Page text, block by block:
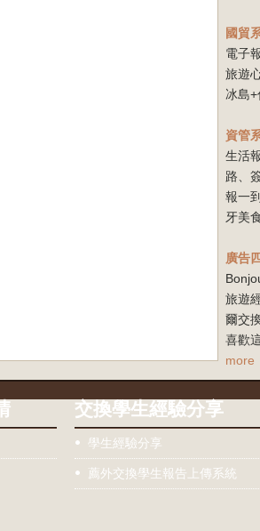
國貿
電子
旅遊
冰島
資管
生活
路、
報一
牙美
廣告四
旅遊
爾交
喜歡
more
交換學生經驗分享
學生經驗分享
薦外交換學生報告上傳系統